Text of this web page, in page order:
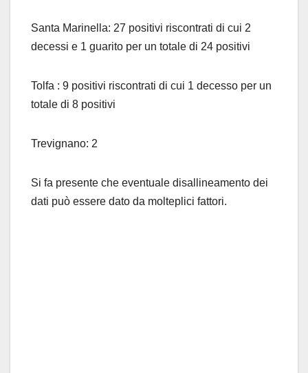
Santa Marinella: 27 positivi riscontrati di cui 2
decessi e 1 guarito per un totale di 24 positivi
Tolfa : 9 positivi riscontrati di cui 1 decesso per un
totale di 8 positivi
Trevignano: 2
Si fa presente che eventuale disallineamento dei
dati può essere dato da molteplici fattori.